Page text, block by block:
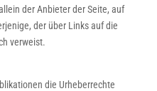
der Anbieter der Seite, auf
der über Links auf die
verweist.
die Urheberrechte